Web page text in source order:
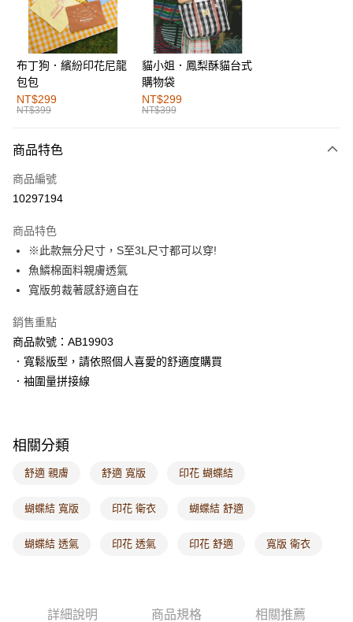
街口支付
運送方式
全家取貨付款
每筆NT$60，滿NT$1,000(含以上)免運費
付款後全家取貨
萊爾富取貨付款
付款後萊爾富取貨
每筆NT$60，滿NT$1,000(含以上)免運費
7-11取貨付款
每筆NT$60，滿NT$1,000(含以上)免運費
付款後7-11取貨
每筆NT$60，滿NT$1,000(含以上)免運費
付款後門市自取
每筆NT$60，滿NT$1,000(含以上)免運費
布丁狗．繽紛印花尼龍
包包
NT$299
NT$399
貓小姐．鳳梨酥貓台式
購物袋
NT$299
NT$399
商品特色
商品編號
10297194
商品特色
※此款無分尺寸，S至3L尺寸都可以穿!
魚鱗棉面料親膚透氣
寬版剪裁著感舒適自在
銷售重點
商品款號：AB19903
．寬鬆版型，請依照個人喜愛的舒適度購買
．袖圍量拼接線
相關分類
舒適 親膚 舒適 寬版 印花 蝴蝶結
蝴蝶結 寬版 印花 衛衣 蝴蝶結 舒適
蝴蝶結 透氣 印花 透氣 印花 舒適 寬版 衛衣
詳細說明 商品規格 相關推薦